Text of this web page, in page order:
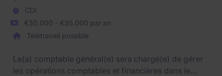
CDI
€30.000 - €35.000 par an
Télétravail possible
Le(a) comptable général(e) sera chargé(e) de gérer
les opérations comptables et financières dans le